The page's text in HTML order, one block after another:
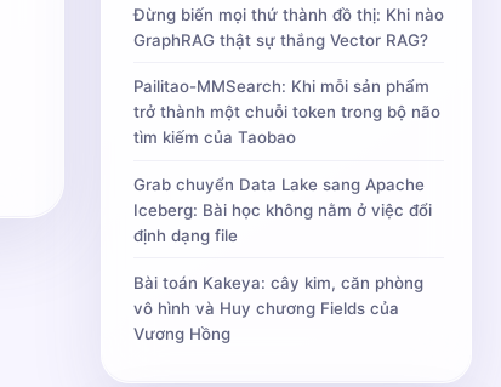
Đừng biến mọi thứ thành đồ thị: Khi nào
GraphRAG thật sự thắng Vector RAG?
Pailitao-MMSearch: Khi mỗi sản phẩm
trở thành một chuỗi token trong bộ não
tìm kiếm của Taobao
Grab chuyển Data Lake sang Apache
Iceberg: Bài học không nằm ở việc đổi
định dạng file
Bài toán Kakeya: cây kim, căn phòng
vô hình và Huy chương Fields của
Vương Hồng